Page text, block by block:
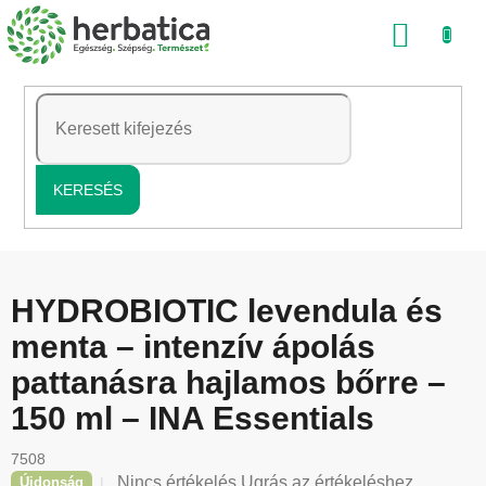
Ugrás
a
tartalomhoz
KERESÉS
HYDROBIOTIC levendula és
menta – intenzív ápolás
pattanásra hajlamos bőrre –
150 ml – INA Essentials
7508
Újdonság
A
Nincs értékelés Ugrás az értékeléshez